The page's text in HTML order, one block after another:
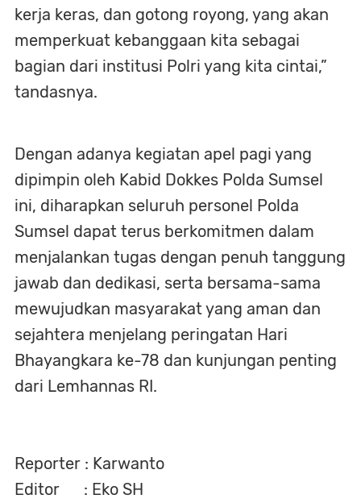
kerja keras, dan gotong royong, yang akan
memperkuat kebanggaan kita sebagai
bagian dari institusi Polri yang kita cintai,”
tandasnya.
Dengan adanya kegiatan apel pagi yang
dipimpin oleh Kabid Dokkes Polda Sumsel
ini, diharapkan seluruh personel Polda
Sumsel dapat terus berkomitmen dalam
menjalankan tugas dengan penuh tanggung
jawab dan dedikasi, serta bersama-sama
mewujudkan masyarakat yang aman dan
sejahtera menjelang peringatan Hari
Bhayangkara ke-78 dan kunjungan penting
dari Lemhannas RI.
Reporter : Karwanto
Editor : Eko SH